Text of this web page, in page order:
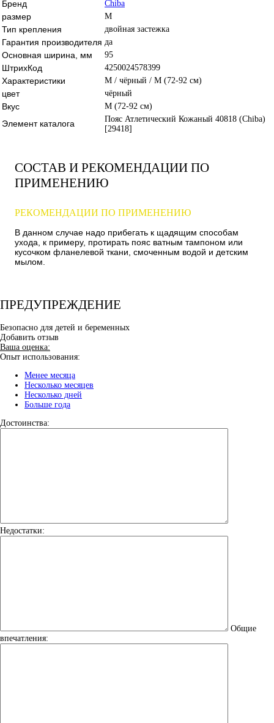
Бренд Chiba
размер M
Тип крепления двойная застежка
Гарантия производителя да
Основная ширина, мм 95
ШтрихКод 4250024578399
Характеристики M / чёрный / M (72-92 см)
цвет чёрный
Вкус M (72-92 см)
Элемент каталога
Пояс Атлетический Кожаный 40818 (Chiba)
[29418]
СОСТАВ И РЕКОМЕНДАЦИИ ПО
ПРИМЕНЕНИЮ
РЕКОМЕНДАЦИИ ПО ПРИМЕНЕНИЮ
В данном случае надо прибегать к щадящим способам
ухода, к примеру, протирать пояс ватным тампоном или
кусочком фланелевой ткани, смоченным водой и детским
мылом.
ПРЕДУПРЕЖДЕНИЕ
Безопасно для детей и беременных
Добавить отзыв
Ваша оценка:
Опыт использования:
Менее месяца
Несколько месяцев
Несколько дней
Больше года
Достоинства:
Недостатки:
Общие
впечатления: